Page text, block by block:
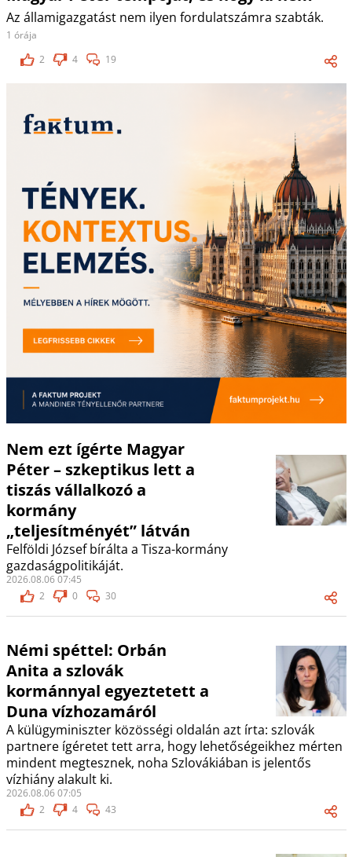
Az államigazgatást nem ilyen fordulatszámra szabták.
1 órája
2
4 19
Nem ezt ígérte Magyar
Péter – szkeptikus lett a
tiszás vállalkozó a
kormány
„teljesítményét” látván
Felföldi József bírálta a Tisza-kormány
gazdaságpolitikáját.
2026.08.06 07:45
2
0 30
Némi spéttel: Orbán
Anita a szlovák
kormánnyal egyeztetett a
Duna vízhozamáról
A külügyminiszter közösségi oldalán azt írta: szlovák
partnere ígéretet tett arra, hogy lehetőségeikhez mérten
mindent megtesznek, noha Szlovákiában is jelentős
vízhiány alakult ki.
2026.08.06 07:05
2
4 43